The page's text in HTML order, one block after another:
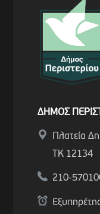
ΔΗΜΟΣ
Πλατεία
ΤΚ 12134
210-